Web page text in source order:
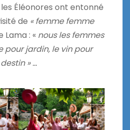
Éléonores ont entonné
de « femme femme
Lama : « nous les femmes
pour jardin, le vin pour
destin » …